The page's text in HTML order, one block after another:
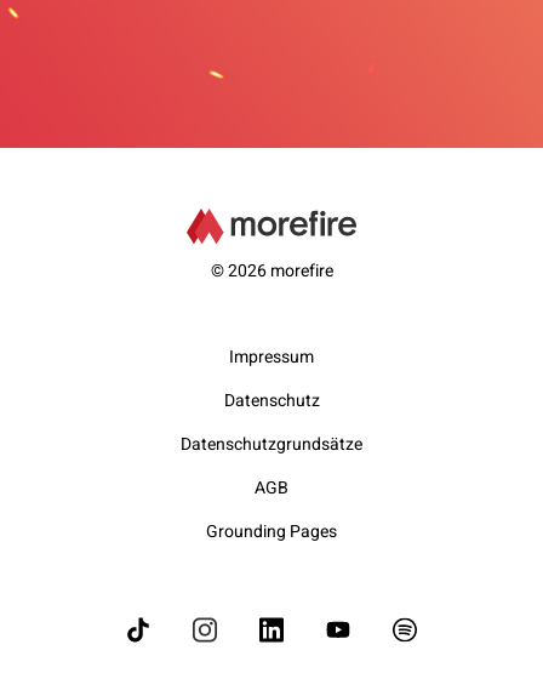
© 2026 morefire
Impressum
Datenschutz
Datenschutzgrundsätze
AGB
Grounding Pages